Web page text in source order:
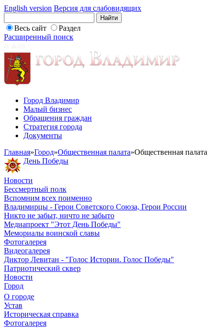
English version Версия для слабовидящих
Весь сайт
Раздел
Расширенный поиск
Город Владимир
Малый бизнес
Обращения граждан
Стратегия города
Документы
Главная»Город»Общественная палата»Общественная палата
День Победы
Новости
Бессмертный полк
Вспомним всех поименно
Владимирцы - Герои Советского Союза, Герои России
Никто не забыт, ничто не забыто
Медиапроект "Этот День Победы"
Мемориалы воинской славы
Фотогалерея
Видеогалерея
Диктор Левитан - "Голос Истории. Голос Победы"
Патриотический сквер
Новости
Город
О городе
Устав
Историческая справка
Фотогалерея